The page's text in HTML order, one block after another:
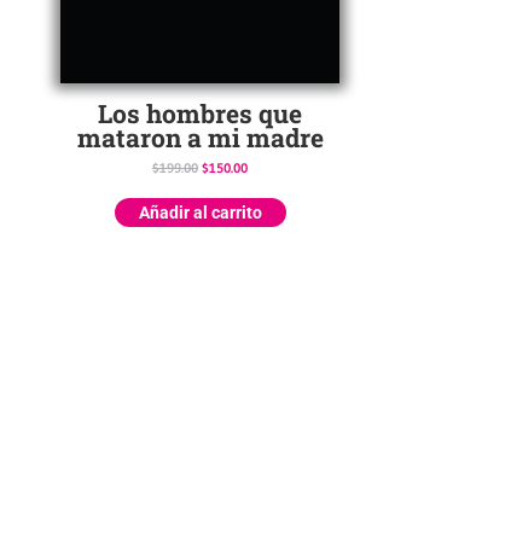
Los hombres que
mataron a mi madre
$199.00 $150.00
Añadir al carrito